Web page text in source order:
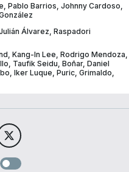
Pablo Barrios Johnny Cardoso
Álvarez Raspadori
Kang-In Lee Rodrigo Mendoza
Taufik Seidu Boñar, Daniel
Iker Luque Puric Grimaldo